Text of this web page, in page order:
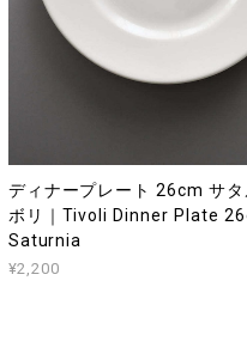
ディナープレート 26cm サ
ボリ｜Tivoli Dinner Plate
Saturnia
¥2,200